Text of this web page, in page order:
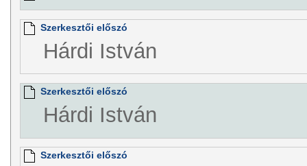
Szerkesztői előszó
Hárdi István
Szerkesztői előszó
Hárdi István
Szerkesztői előszó